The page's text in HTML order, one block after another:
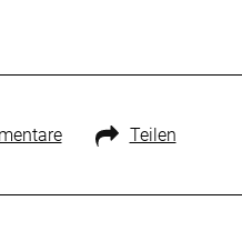
Teilen